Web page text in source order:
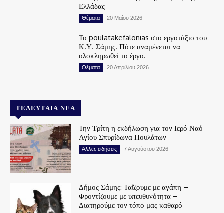
Ελλάδας
Θέματα 20 Μαΐου 2026
Το poulatakefalonias στο εργοτάξιο του
Κ.Υ. Σάμης. Πότε αναμένεται να
ολοκληρωθεί το έργο.
Θέματα 20 Απριλίου 2026
ΤΕΛΕΥΤΑΊΑ ΝΈΑ
Την Τρίτη η εκδήλωση για τον Ιερό Ναό
Αγίου Σπυρίδωνα Πουλάτων
Άλλες ειδήσεις 7 Αυγούστου 2026
Δήμος Σάμης: Ταΐζουμε με αγάπη –
Φροντίζουμε με υπευθυνότητα –
Διατηρούμε τον τόπο μας καθαρό